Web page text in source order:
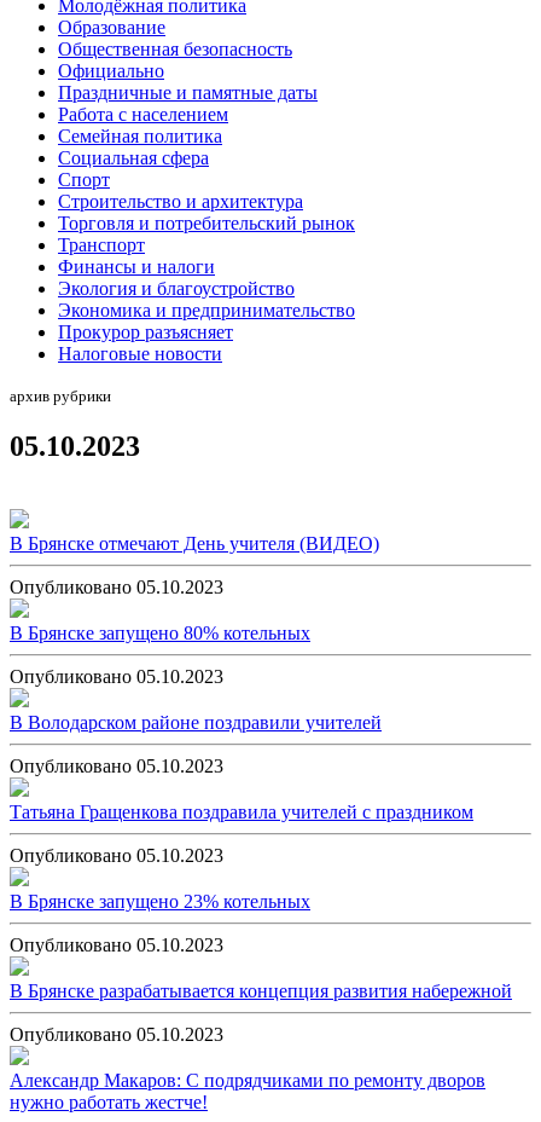
Молодёжная политика
Образование
Общественная безопасность
Официально
Праздничные и памятные даты
Работа с населением
Семейная политика
Социальная сфера
Спорт
Строительство и архитектура
Торговля и потребительский рынок
Транспорт
Финансы и налоги
Экология и благоустройство
Экономика и предпринимательство
Прокурор разъясняет
Налоговые новости
архив рубрики
05.10.2023
В Брянске отмечают День учителя (ВИДЕО)
Опубликовано 05.10.2023
В Брянске запущено 80% котельных
Опубликовано 05.10.2023
В Володарском районе поздравили учителей
Опубликовано 05.10.2023
Татьяна Гращенкова поздравила учителей с праздником
Опубликовано 05.10.2023
В Брянске запущено 23% котельных
Опубликовано 05.10.2023
В Брянске разрабатывается концепция развития набережной
Опубликовано 05.10.2023
Александр Макаров: С подрядчиками по ремонту дворов
нужно работать жестче!